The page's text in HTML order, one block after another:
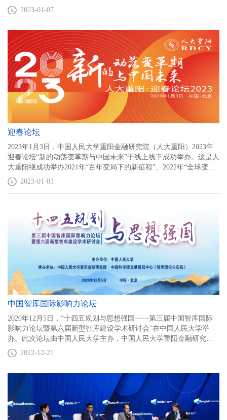
企业发展之路。
2023-01-07
迎春论坛
2023年1月3日，中国人民大学重阳金融研究院（人大重阳）2023年
迎春论坛“新的动荡变革期与中国未来”于线上线下成功举办。这是人
大重阳继成功举办2021年“百年变局下的新征程”、2022年“全球变局
下中国如何应变？”两届迎春论坛后的又一场大型迎春论坛，论坛回
顾了2022年全球经济、金融、政治等领域的诸多重大进程，展望了
阳老中青人才齐聚一堂，共同研讨在新征程下中国所面临的机遇与
2023-01-03
中国智库国际影响力论坛
2020年12月5日，“十四五规划与思想强国——第三届中国智库国际
影响力论坛暨第六届新型智库建设学术研讨会”在中国人民大学举
办。此次论坛由中国人民大学主办，中国人民大学重阳金融研究
院、中国科学院文献情报中心《智库理论与实践》承办。国内知名
智库学者、社会贤达及媒体界200多位人士齐聚一堂，旨在加强智库
类命运共同体的有效途径。
2022-12-21